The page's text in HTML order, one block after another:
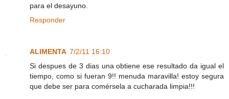
para el desayuno.
Responder
ALIMENTA 7/2/11 16:10
Si despues de 3 dias una obtiene ese resultado da igual el
tiempo, como si fueran 9!! menuda maravilla! estoy segura
que debe ser para comérsela a cucharada limpia!!!